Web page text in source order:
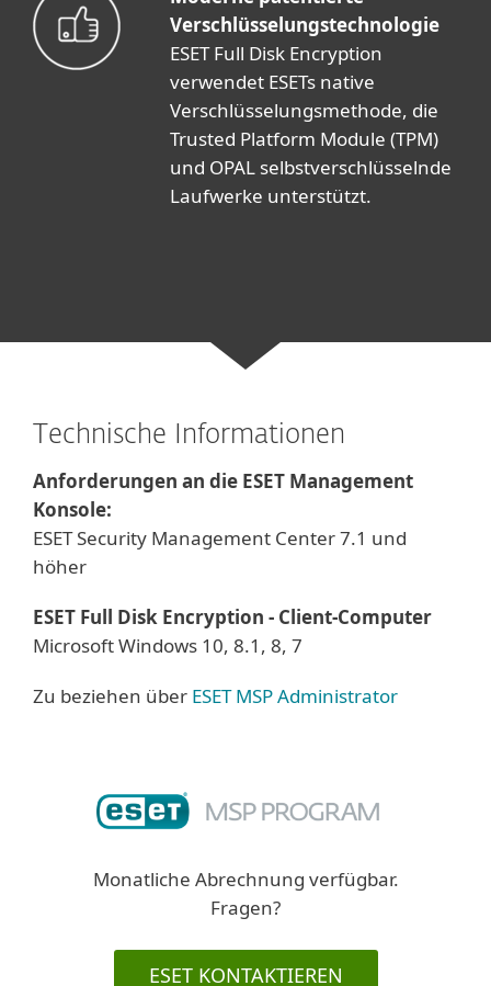
Verschlüsselungstechnologie
ESET Full Disk Encryption
verwendet ESETs native
Verschlüsselungsmethode, die
Trusted Platform Module (TPM)
und OPAL selbstverschlüsselnde
Laufwerke unterstützt.
Technische Informationen
Anforderungen an die ESET Management
Konsole:
ESET Security Management Center 7.1 und
höher
ESET Full Disk Encryption - Client-Computer
Microsoft Windows 10, 8.1, 8, 7
Zu beziehen über ESET MSP Administrator
Monatliche Abrechnung verfügbar.
Fragen?
ESET KONTAKTIEREN